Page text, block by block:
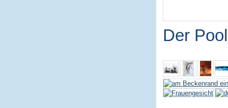
Der Pool